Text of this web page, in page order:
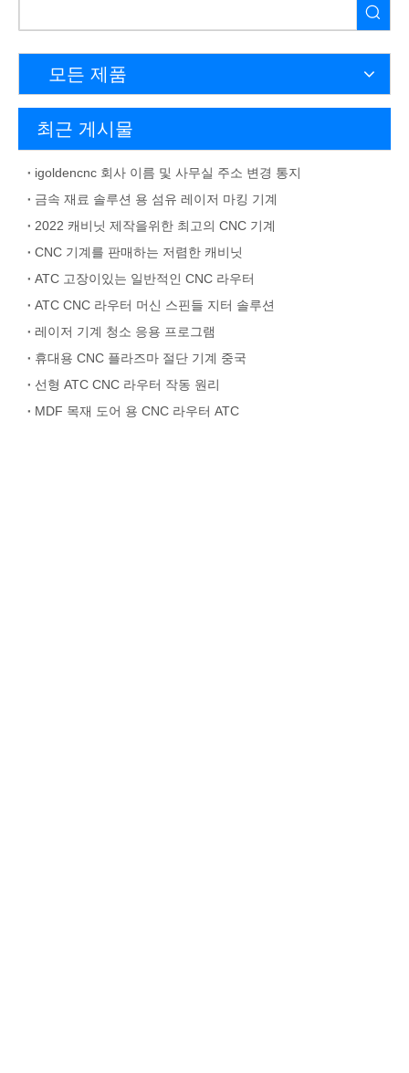
모든 제품
최근 게시물
igoldencnc 회사 이름 및 사무실 주소 변경 통지
금속 재료 솔루션 용 섬유 레이저 마킹 기계
2022 캐비닛 제작을위한 최고의 CNC 기계
CNC 기계를 판매하는 저렴한 캐비닛
ATC 고장이있는 일반적인 CNC 라우터
ATC CNC 라우터 머신 스핀들 지터 솔루션
레이저 기계 청소 응용 프로그램
휴대용 CNC 플라즈마 절단 기계 중국
선형 ATC CNC 라우터 작동 원리
MDF 목재 도어 용 CNC 라우터 ATC